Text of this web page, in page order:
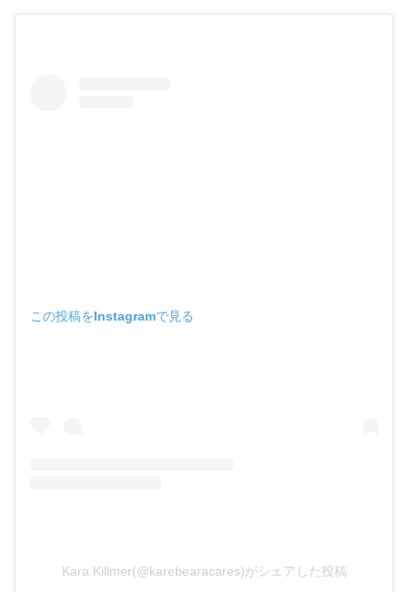
この投稿をInstagramで見る
Kara Killmer(@karebearacares)がシェアした投稿